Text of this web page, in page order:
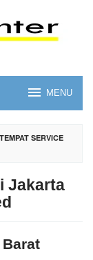
MENU
SERVICE
Jakarta